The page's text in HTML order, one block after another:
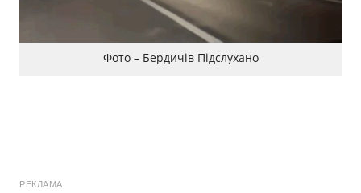
Фото – Бердичів Підслухано
РЕКЛАМА